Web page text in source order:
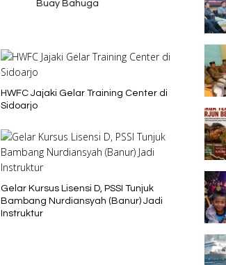
Buay Bahuga
HWFC Jajaki Gelar Training Center di
Sidoarjo
Gelar Kursus Lisensi D, PSSI Tunjuk
Bambang Nurdiansyah (Banur) Jadi
Instruktur